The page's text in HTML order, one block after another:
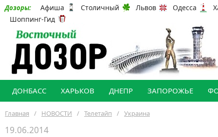
Дозоры: Афиша Столичный Львов Одесса
Шоппинг-Гид
ДОНБАСС ХАРЬКОВ ДНЕПР ЗАПОРОЖЬЕ
Главная / НОВОСТИ / Телетайп / Украина
19.06.2014